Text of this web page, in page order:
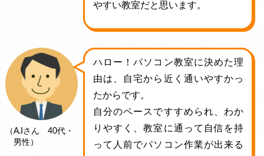
やすい教室だと思います。
（A.Iさん 40代・
男性）
ハロー！パソコン教室に決めた理
由は、自宅から近く通いやすかっ
たからです。
自分のペースですすめられ、わか
りやすく、教室に通って自信を持
って人前でパソコン作業が出来る